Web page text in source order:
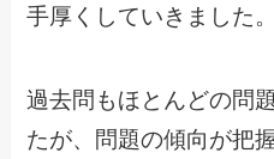
手厚くしていきました。
過去問もほとんどの問
たが、問題の傾向が把